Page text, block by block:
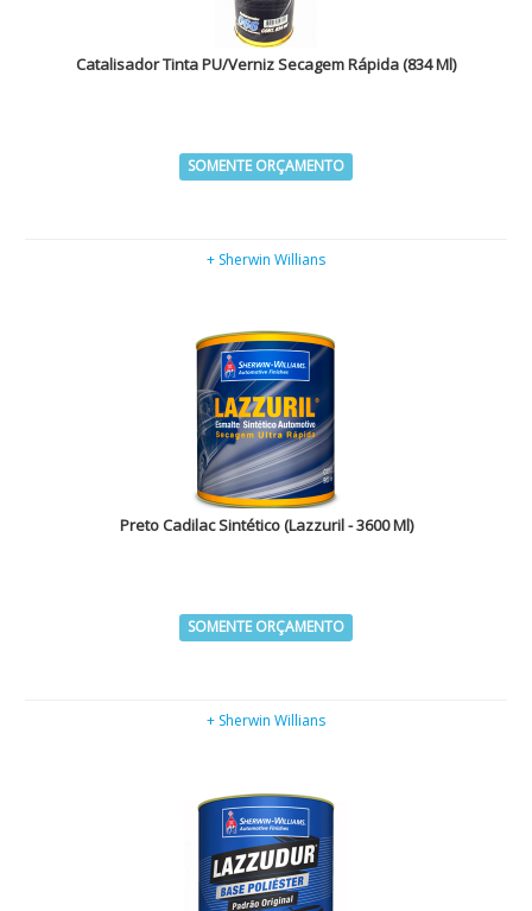
Catalisador Tinta PU/Verniz Secagem Rápida (834 Ml)
SOMENTE ORÇAMENTO
+ Sherwin Willians
Preto Cadilac Sintético (Lazzuril - 3600 Ml)
SOMENTE ORÇAMENTO
+ Sherwin Willians